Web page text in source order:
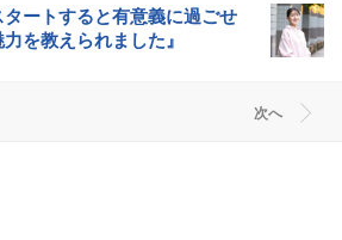
ートすると有意義に過ごせ
を教えられました』
次へ